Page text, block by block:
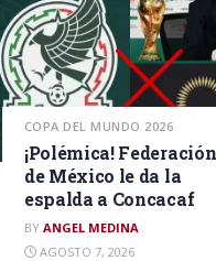
COPA DEL MUNDO 2026
¡Polémica! Federación
de México le da la
espalda a Concacaf
BY ANGEL MEDINA
AGOSTO 7, 2026